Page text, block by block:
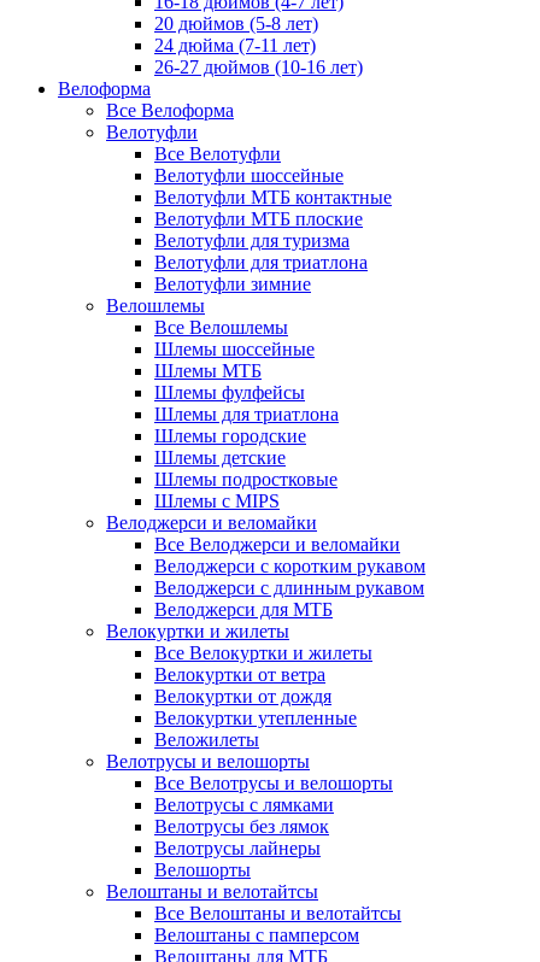
20 дюймов (5-8 лет)
24 дюйма (7-11 лет)
26-27 дюймов (10-16 лет)
Велоформа
Все Велоформа
Велотуфли
Все Велотуфли
Велотуфли шоссейные
Велотуфли МТБ контактные
Велотуфли МТБ плоские
Велотуфли для туризма
Велотуфли для триатлона
Велотуфли зимние
Велошлемы
Все Велошлемы
Шлемы шоссейные
Шлемы МТБ
Шлемы фулфейсы
Шлемы для триатлона
Шлемы городские
Шлемы детские
Шлемы подростковые
Шлемы с MIPS
Велоджерси и веломайки
Все Велоджерси и веломайки
Велоджерси с коротким рукавом
Велоджерси с длинным рукавом
Велоджерси для МТБ
Велокуртки и жилеты
Все Велокуртки и жилеты
Велокуртки от ветра
Велокуртки от дождя
Велокуртки утепленные
Веложилеты
Велотрусы и велошорты
Все Велотрусы и велошорты
Велотрусы с лямками
Велотрусы без лямок
Велотрусы лайнеры
Велошорты
Велоштаны и велотайтсы
Все Велоштаны и велотайтсы
Велоштаны с памперсом
Велоштаны для МТБ